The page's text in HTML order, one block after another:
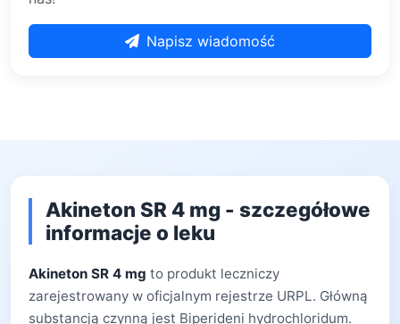
Napisz wiadomość
Akineton SR 4 mg - szczegółowe
informacje o leku
Akineton SR 4 mg to produkt leczniczy
zarejestrowany w oficjalnym rejestrze URPL. Główną
substancją czynną jest Biperideni hydrochloridum.